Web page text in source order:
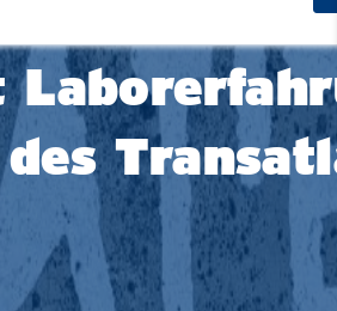
Intelligenz
& AI Management
Management
and Accounting
& Wirtschaftspsychologie
Beratung & Kontakt